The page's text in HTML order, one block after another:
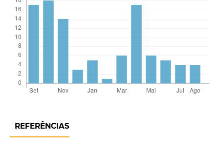
REFERÊNCIAS